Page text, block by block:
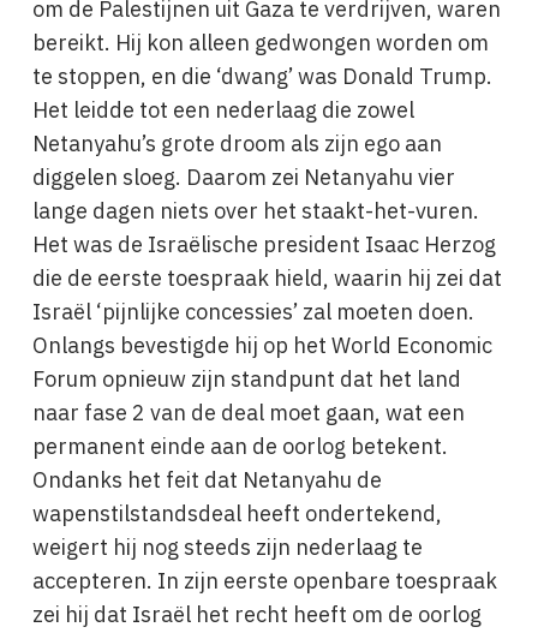
om de Palestijnen uit Gaza te verdrijven, waren
bereikt. Hij kon alleen gedwongen worden om
te stoppen, en die ‘dwang’ was Donald Trump.
Het leidde tot een nederlaag die zowel
Netanyahu’s grote droom als zijn ego aan
diggelen sloeg. Daarom zei Netanyahu vier
lange dagen niets over het staakt-het-vuren.
Het was de Israëlische president Isaac Herzog
die de eerste toespraak hield, waarin hij zei dat
Israël ‘pijnlijke concessies’ zal moeten doen.
Onlangs bevestigde hij op het World Economic
Forum opnieuw zijn standpunt dat het land
naar fase 2 van de deal moet gaan, wat een
permanent einde aan de oorlog betekent.
Ondanks het feit dat Netanyahu de
wapenstilstandsdeal heeft ondertekend,
weigert hij nog steeds zijn nederlaag te
accepteren. In zijn eerste openbare toespraak
zei hij dat Israël het recht heeft om de oorlog